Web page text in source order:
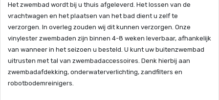
Het zwembad wordt bij u thuis afgeleverd. Het lossen van de
vrachtwagen en het plaatsen van het bad dient u zelf te
verzorgen. In overleg zouden wij dit kunnen verzorgen. Onze
vinylester zwembaden zijn binnen 4-8 weken leverbaar, afhankelijk
van wanneer in het seizoen u besteld. U kunt uw buitenzwembad
uitrusten met tal van zwembadaccessoires. Denk hierbij aan
zwembadafdekking, onderwaterverlichting, zandfilters en
robotbodemreinigers.